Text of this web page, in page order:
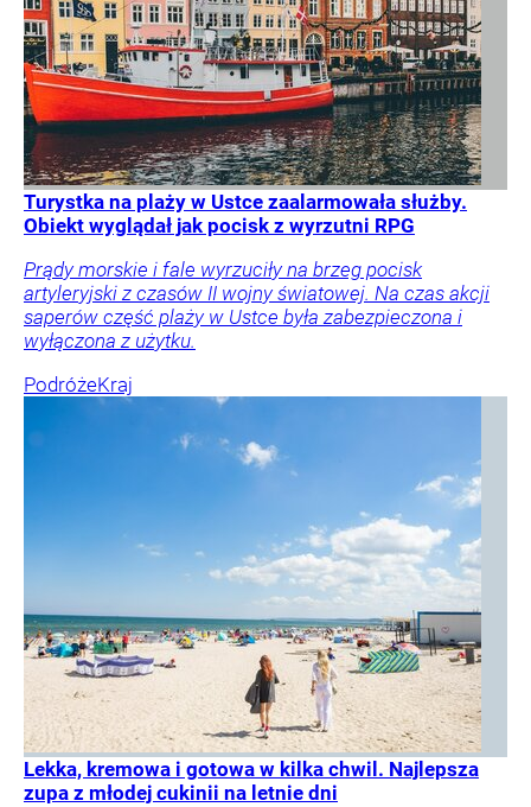
Turystka na plaży w Ustce zaalarmowała służby.
Obiekt wyglądał jak pocisk z wyrzutni RPG
Prądy morskie i fale wyrzuciły na brzeg pocisk
artyleryjski z czasów II wojny światowej. Na czas akcji
saperów część plaży w Ustce była zabezpieczona i
wyłączona z użytku.
PodróżeKraj
Lekka, kremowa i gotowa w kilka chwil. Najlepsza
zupa z młodej cukinii na letnie dni